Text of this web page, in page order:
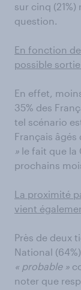
sur cinq
question.
En fonction
possible
En effet,
35% des
tel scénario
Français
» le fait que la
prochains
La proximité
vient
Près de deux
National
« probable »
noter que